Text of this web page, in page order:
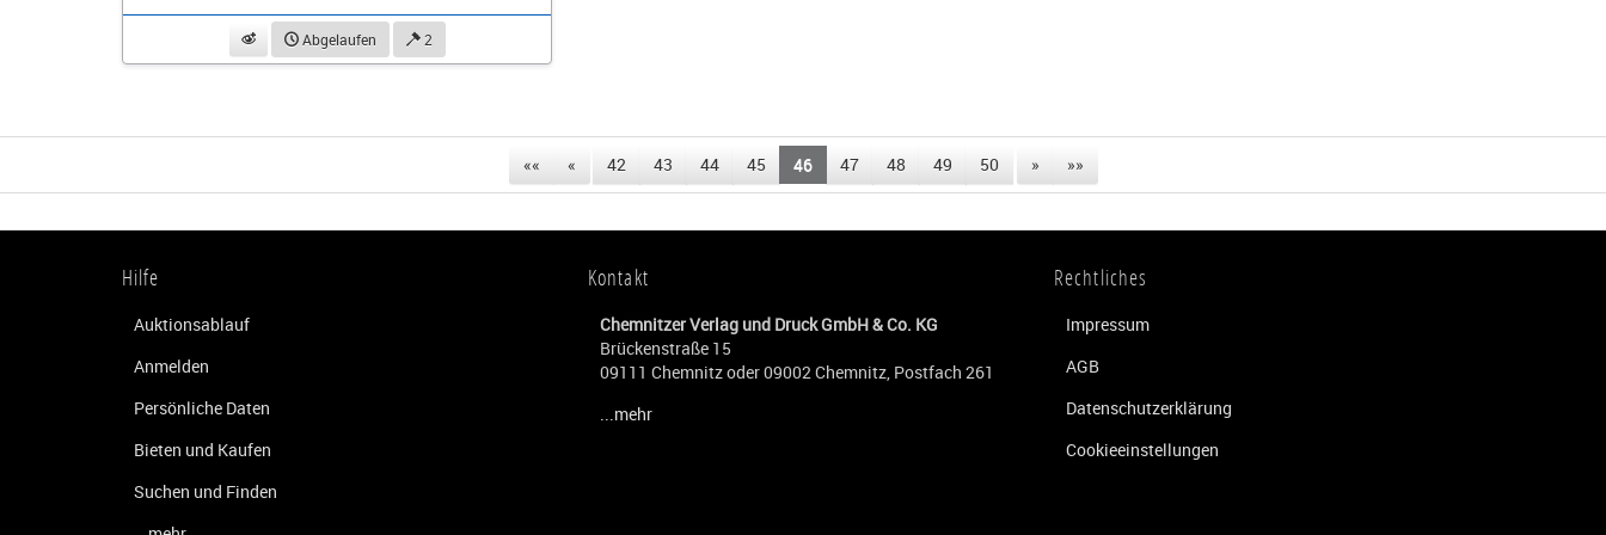
beobachtenAbgelaufen 2
«« « 42 43 44 45 46 47 48 49 50 » »»
Hilfe
Auktionsablauf
Anmelden
Persönliche Daten
Bieten und Kaufen
Suchen und Finden
Kontakt
Chemnitzer Verlag und Druck GmbH & Co. KG
Brückenstraße 15
09111 Chemnitz oder 09002 Chemnitz, Postfach 261
...mehr
Rechtliches
Impressum
AGB
Datenschutzerklärung
Cookieeinstellungen